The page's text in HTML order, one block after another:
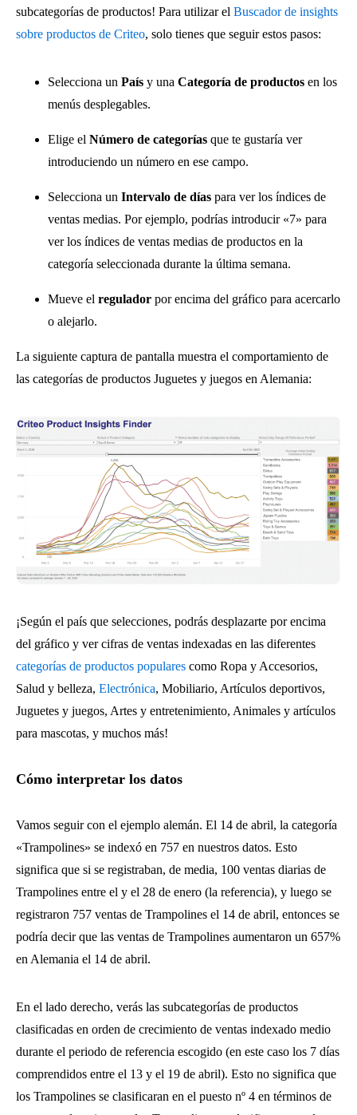
subcategorías de productos! Para utilizar el Buscador de insights
sobre productos de Criteo, solo tienes que seguir estos pasos:
Selecciona un País y una Categoría de productos en los
menús desplegables.
Elige el Número de categorías que te gustaría ver
introduciendo un número en ese campo.
Selecciona un Intervalo de días para ver los índices de
ventas medias. Por ejemplo, podrías introducir «7» para
ver los índices de ventas medias de productos en la
categoría seleccionada durante la última semana.
Mueve el regulador por encima del gráfico para acercarlo
o alejarlo.
La siguiente captura de pantalla muestra el comportamiento de
las categorías de productos Juguetes y juegos en Alemania:
¡Según el país que selecciones, podrás desplazarte por encima
del gráfico y ver cifras de ventas indexadas en las diferentes
categorías de productos populares como Ropa y Accesorios,
Salud y belleza, Electrónica, Mobiliario, Artículos deportivos,
Juguetes y juegos, Artes y entretenimiento, Animales y artículos
para mascotas, y muchos más!
Cómo interpretar los datos
Vamos seguir con el ejemplo alemán. El 14 de abril, la categoría
«Trampolines» se indexó en 757 en nuestros datos. Esto
significa que si se registraban, de media, 100 ventas diarias de
Trampolines entre el y el 28 de enero (la referencia), y luego se
registraron 757 ventas de Trampolines el 14 de abril, entonces se
podría decir que las ventas de Trampolines aumentaron un 657%
en Alemania el 14 de abril.
En el lado derecho, verás las subcategorías de productos
clasificadas en orden de crecimiento de ventas indexado medio
durante el periodo de referencia escogido (en este caso los 7 días
comprendidos entre el 13 y el 19 de abril). Esto no significa que
los Trampolines se clasificaran en el puesto nº 4 en términos de